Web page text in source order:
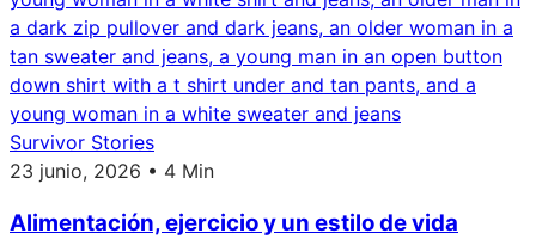
Survivor Stories
23 junio, 2026 • 4 Min
Alimentación, ejercicio y un estilo de vida